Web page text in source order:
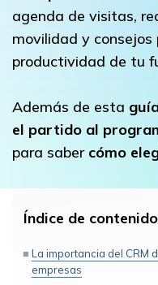
agenda de visitas,
movilidad y
productividad de tu
Además de esta
el partido al
para sabercómo
Índice de
La importancia del CRM
empresas